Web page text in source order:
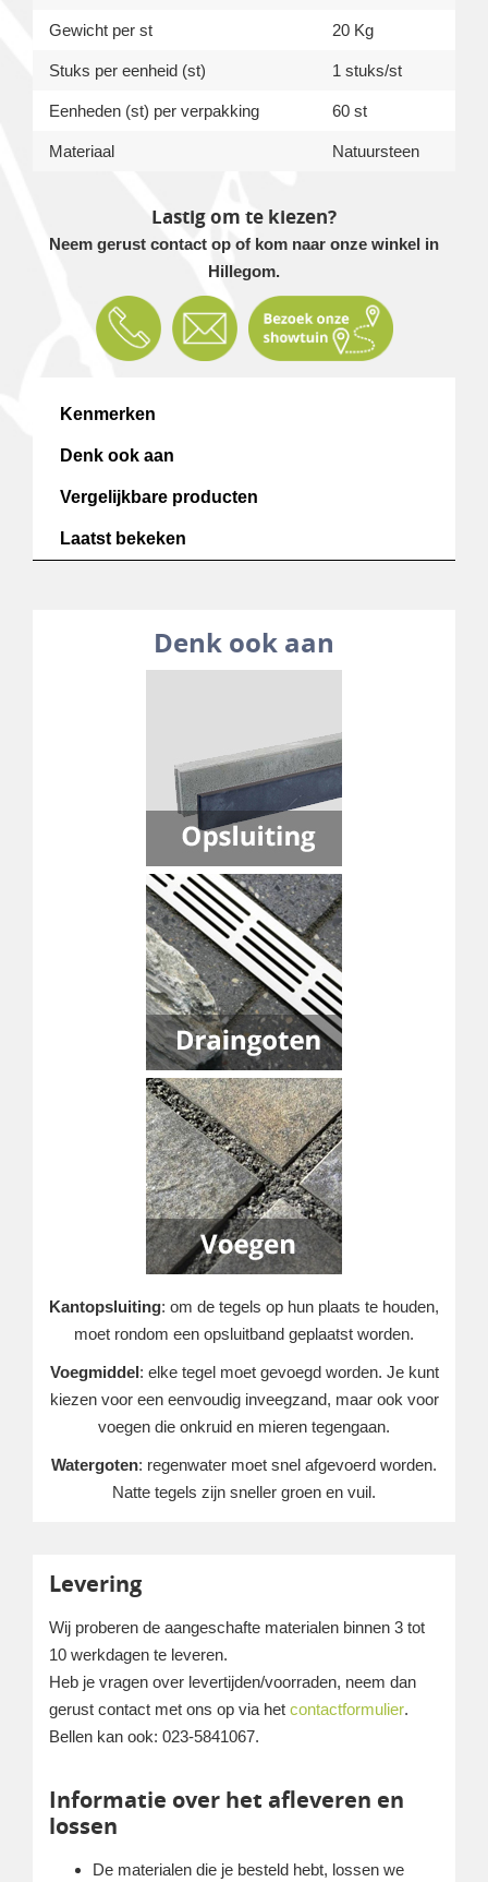
Gewicht per st 20 Kg
Stuks per eenheid (st) 1 stuks/st
Eenheden (st) per verpakking 60 st
Materiaal Natuursteen
Lastig om te kiezen?
Neem gerust contact op of kom naar onze winkel in
Hillegom.
Kenmerken
Denk ook aan
Vergelijkbare producten
Laatst bekeken
Denk ook aan
Kantopsluiting: om de tegels op hun plaats te houden,
moet rondom een opsluitband geplaatst worden.
Voegmiddel: elke tegel moet gevoegd worden. Je kunt
kiezen voor een eenvoudig inveegzand, maar ook voor
voegen die onkruid en mieren tegengaan.
Watergoten: regenwater moet snel afgevoerd worden.
Natte tegels zijn sneller groen en vuil.
Levering
Wij proberen de aangeschafte materialen binnen 3 tot
10 werkdagen te leveren.
Heb je vragen over levertijden/voorraden, neem dan
gerust contact met ons op via het contactformulier.
Bellen kan ook: 023-5841067.
Informatie over het afleveren en
lossen
De materialen die je besteld hebt, lossen we